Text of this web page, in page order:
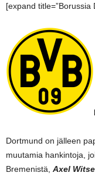
[expand title=”Borussia
Dortmund on jälleen
muutamia hankintoja,
Bremenistä, Axel